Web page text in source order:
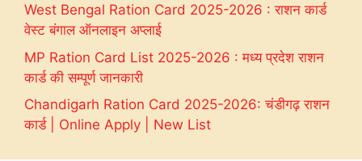
West Bengal Ration Card 2025-2026 : राशन कार्ड
वेस्ट बंगाल ऑनलाइन अप्लाई
MP Ration Card List 2025-2026 : मध्य प्रदेश राशन
कार्ड की सम्पूर्ण जानकारी
Chandigarh Ration Card 2025-2026: चंडीगढ़ राशन
कार्ड | Online Apply | New List